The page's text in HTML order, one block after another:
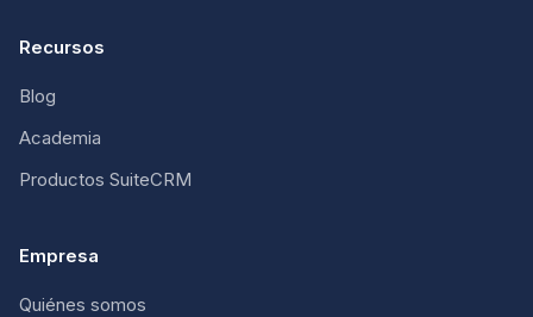
Recursos
Blog
Academia
Productos SuiteCRM
Empresa
Quiénes somos